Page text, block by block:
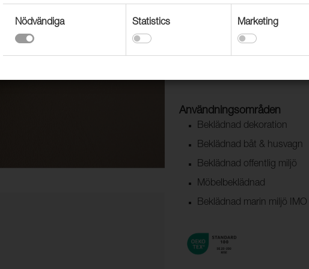
Säljs på avmätning eller i rulle
Användningsområden
Beklädnad dekoration
Beklädnad båt & husvagn
Beklädnad offentlig miljö
Möbelbeklädnad
Beklädnad marin miljö IMO
Nödvändiga Statistics Marketing